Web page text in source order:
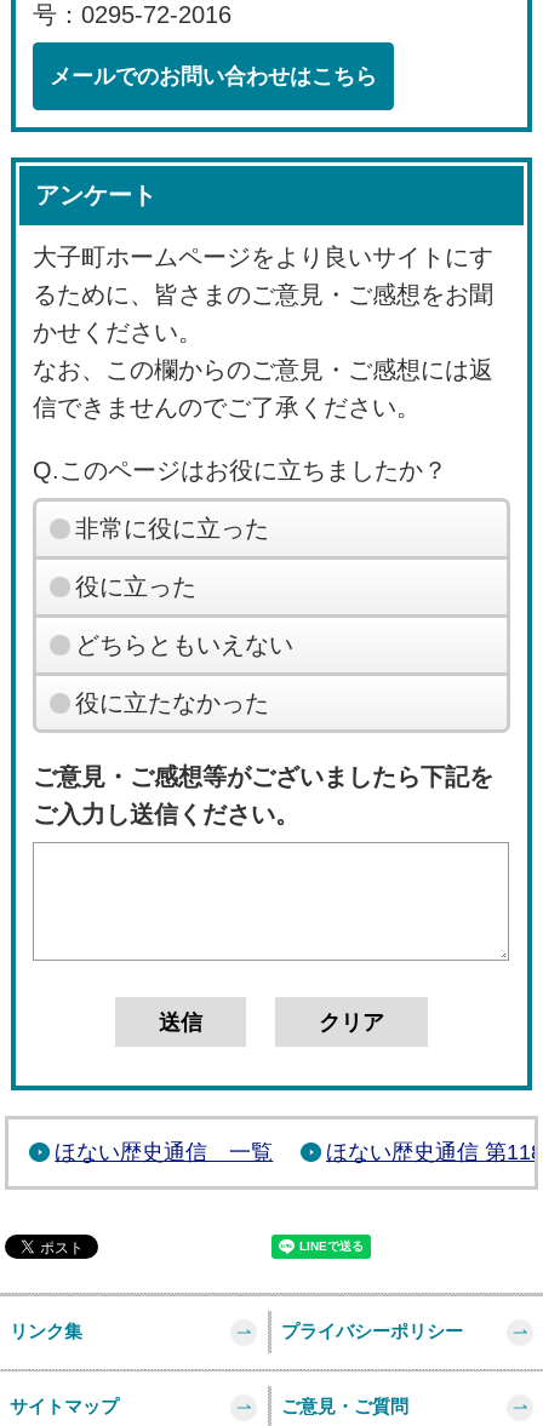
号：0295-72-2016
メールでのお問い合わせはこちら
アンケート
大子町ホームページをより良いサイトにす
るために、皆さまのご意見・ご感想をお聞
かせください。
なお、この欄からのご意見・ご感想には返
信できませんのでご了承ください。
Q.このページはお役に立ちましたか？
非常に役に立った
役に立った
どちらともいえない
役に立たなかった
ご意見・ご感想等がございましたら下記を
ご入力し送信ください。
ほない歴史通信 一覧 ほない歴史通信 第
リンク集 プライバシーポリシー
サイトマップ ご意見・ご質問